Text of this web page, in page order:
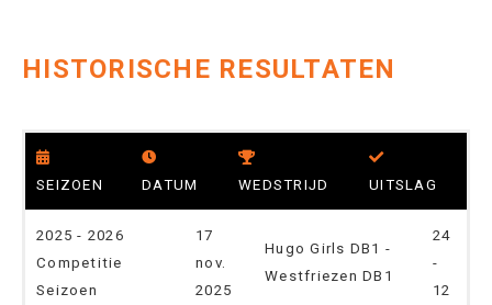
HISTORISCHE RESULTATEN
SEIZOEN DATUM WEDSTRIJD UITSLAG
2025 - 2026
Competitie
Seizoen
17
nov.
2025
Hugo Girls DB1 -
Westfriezen DB1
24
-
12